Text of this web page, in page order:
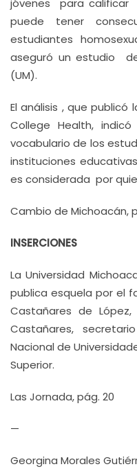
jóvenes para
puede tener
estudiantes
aseguró un estudio
(UM).
El análisis , que
College Health,
vocabulario de los
instituciones
es considerada por
Cambio de Michoacán,
INSERCIONES
La Universidad
publica esquela por el
Castañares de
Castañares,
Nacional de
Superior.
Las Jornada, pág. 20
—
Georgina Morales